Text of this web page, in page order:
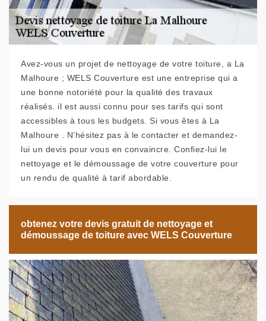
Avez-vous un projet de nettoyage de votre toiture, a La
Malhoure ; WELS Couverture est une entreprise qui a
une bonne notoriété pour la qualité des travaux
réalisés. il est aussi connu pour ses tarifs qui sont
accessibles à tous les budgets. Si vous êtes à La
Malhoure . N’hésitez pas à le contacter et demandez-
lui un devis pour vous en convaincre. Confiez-lui le
nettoyage et le démoussage de votre couverture pour
un rendu de qualité à tarif abordable.
obtenez votre devis gratuit de nettoyage et
démoussage de toiture avec WELS Couverture